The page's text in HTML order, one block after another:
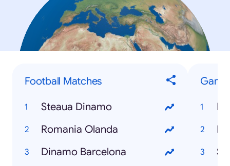
Football Matches
Steaua Dinamo
Romania Olanda
Dinamo Barcelona